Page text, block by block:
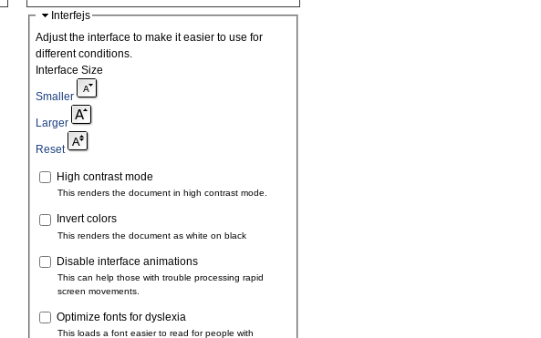
Interfejs
Adjust the interface to make it easier to use for
different conditions.
Interface Size
Smaller
Larger
Reset
High contrast mode
This renders the document in high contrast mode.
Invert colors
This renders the document as white on black
Disable interface animations
This can help those with trouble processing rapid
screen movements.
Optimize fonts for dyslexia
This loads a font easier to read for people with